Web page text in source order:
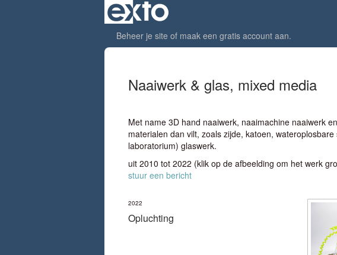
Beheer je site of maak een gratis account aan.
Naaiwerk & glas, mixed media
Met name 3D hand naaiwerk, naaimachine naaiwerk
materialen dan vilt, zoals zijde, katoen,
laboratorium) glaswerk.
uit 2010 tot 2022 (klik op de afbeelding om het werk
stuur een bericht
Opluchting
2022